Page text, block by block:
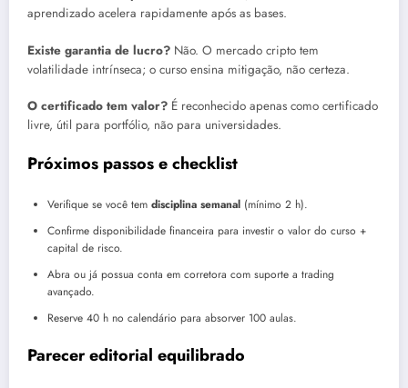
aprendizado acelera rapidamente após as bases.
Existe garantia de lucro? Não. O mercado cripto tem
volatilidade intrínseca; o curso ensina mitigação, não certeza.
O certificado tem valor? É reconhecido apenas como certificado
livre, útil para portfólio, não para universidades.
Próximos passos e checklist
Verifique se você tem disciplina semanal (mínimo 2 h).
Confirme disponibilidade financeira para investir o valor do curso +
capital de risco.
Abra ou já possua conta em corretora com suporte a trading
avançado.
Reserve 40 h no calendário para absorver 100 aulas.
Parecer editorial equilibrado